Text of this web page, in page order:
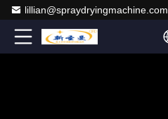
lillian@spraydryingmachine.com